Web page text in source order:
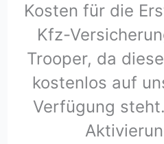
Kosten für die
Kfz-
Trooper, da
kostenlos auf
Verfügung